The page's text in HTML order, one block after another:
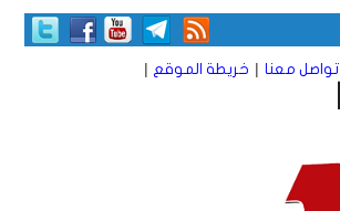
تواصل معنا | خريطة الموقع |